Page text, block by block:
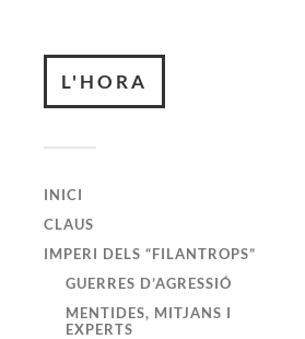
L'HORA
INICI
CLAUS
IMPERI DELS “FILANTROPS”
GUERRES D’AGRESSIÓ
MENTIDES, MITJANS I
EXPERTS